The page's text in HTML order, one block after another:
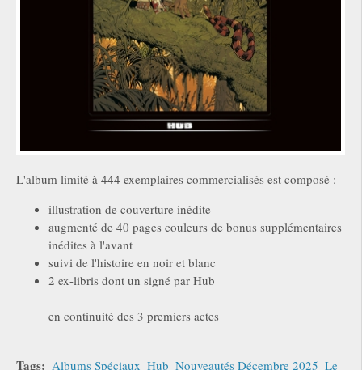
L'album limité à 444 exemplaires commercialisés est composé :
illustration de couverture inédite
augmenté de 40 pages couleurs de bonus supplémentaires
inédites à l'avant
suivi de l'histoire en noir et blanc
2 ex-libris dont un signé par Hub
en continuité des 3 premiers actes
Tags: Albums Spéciaux Hub Nouveautés Décembre 2025 Le